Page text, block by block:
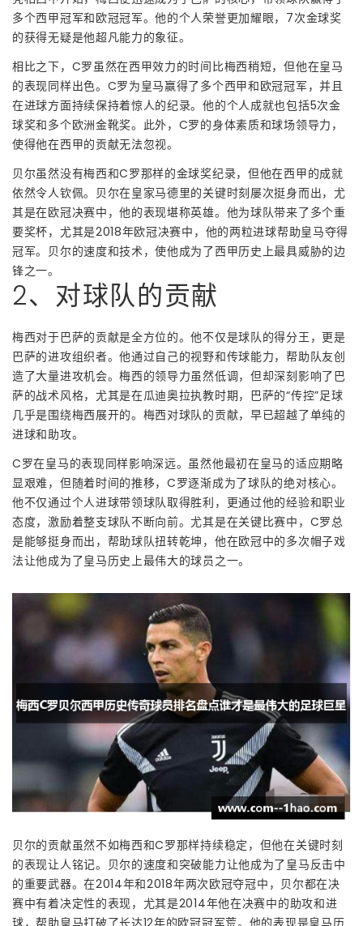
多个西甲冠军和欧冠冠军。他的个人荣誉更加耀眼，7次金球奖
的获得无疑是他超凡能力的象征。
相比之下，C罗虽然在西甲效力的时间比梅西稍短，但他在皇马
的表现同样出色。C罗为皇马赢得了多个西甲和欧冠冠军，并且
在进球方面持续保持着惊人的纪录。他的个人成就也包括5次金
球奖和多个欧洲金靴奖。此外，C罗的身体素质和球场领导力，
使得他在西甲的贡献无法忽视。
贝尔虽然没有梅西和C罗那样的金球奖纪录，但他在西甲的成就
依然令人钦佩。贝尔在皇家马德里的关键时刻屡次挺身而出，尤
其是在欧冠决赛中，他的表现堪称英雄。他为球队带来了多个重
要奖杯，尤其是2018年欧冠决赛中，他的两粒进球帮助皇马夺得
冠军。贝尔的速度和技术，使他成为了西甲历史上最具威胁的边
锋之一。
2、对球队的贡献
梅西对于巴萨的贡献是全方位的。他不仅是球队的得分王，更是
巴萨的进攻组织者。他通过自己的视野和传球能力，帮助队友创
造了大量进攻机会。梅西的领导力虽然低调，但却深刻影响了巴
萨的战术风格，尤其是在瓜迪奥拉执教时期，巴萨的“传控”足球
几乎是围绕梅西展开的。梅西对球队的贡献，早已超越了单纯的
进球和助攻。
C罗在皇马的表现同样影响深远。虽然他最初在皇马的适应期略
显艰难，但随着时间的推移，C罗逐渐成为了球队的绝对核心。
他不仅通过个人进球带领球队取得胜利，更通过他的经验和职业
态度，激励着整支球队不断向前。尤其是在关键比赛中，C罗总
是能够挺身而出，帮助球队扭转乾坤，他在欧冠中的多次帽子戏
法让他成为了皇马历史上最伟大的球员之一。
贝尔的贡献虽然不如梅西和C罗那样持续稳定，但他在关键时刻
的表现让人铭记。贝尔的速度和突破能力让他成为了皇马反击中
的重要武器。在2014年和2018年两次欧冠夺冠中，贝尔都在决
赛中有着决定性的表现，尤其是2014年他在决赛中的助攻和进
球，帮助皇马打破了长达12年的欧冠冠军荒。他的表现是皇马历